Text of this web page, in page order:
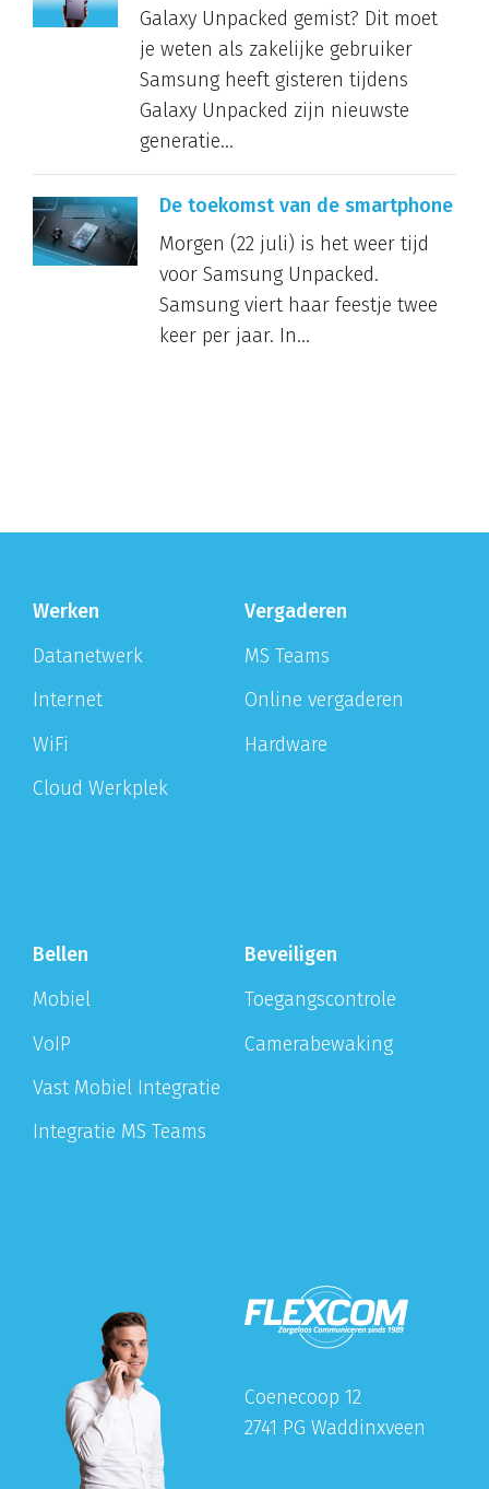
Galaxy Unpacked gemist? Dit moet
je weten als zakelijke gebruiker
Samsung heeft gisteren tijdens
Galaxy Unpacked zijn nieuwste
generatie...
De toekomst van de smartphone
Morgen (22 juli) is het weer tijd
voor Samsung Unpacked.
Samsung viert haar feestje twee
keer per jaar. In...
Werken
Datanetwerk
Internet
WiFi
Cloud Werkplek
Vergaderen
MS Teams
Online vergaderen
Hardware
Bellen
Mobiel
VoIP
Vast Mobiel Integratie
Integratie MS Teams
Beveiligen
Toegangscontrole
Camerabewaking
Coenecoop 12
2741 PG Waddinxveen